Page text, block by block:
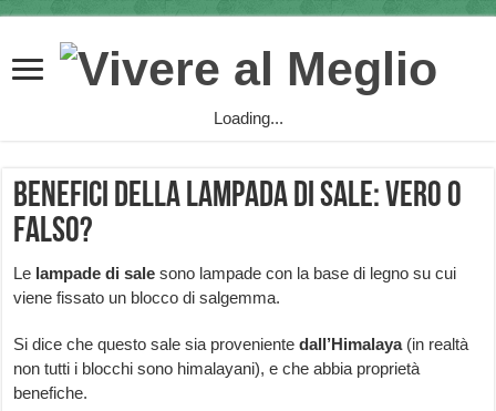
Loading...
Benefici della lampada di sale: vero o
falso?
Le lampade di sale sono lampade con la base di legno su cui
viene fissato un blocco di salgemma.
Si dice che questo sale sia provenientedall’Himalaya(in realtà
non tutti i blocchi sono himalayani), e che abbia proprietà
benefiche.